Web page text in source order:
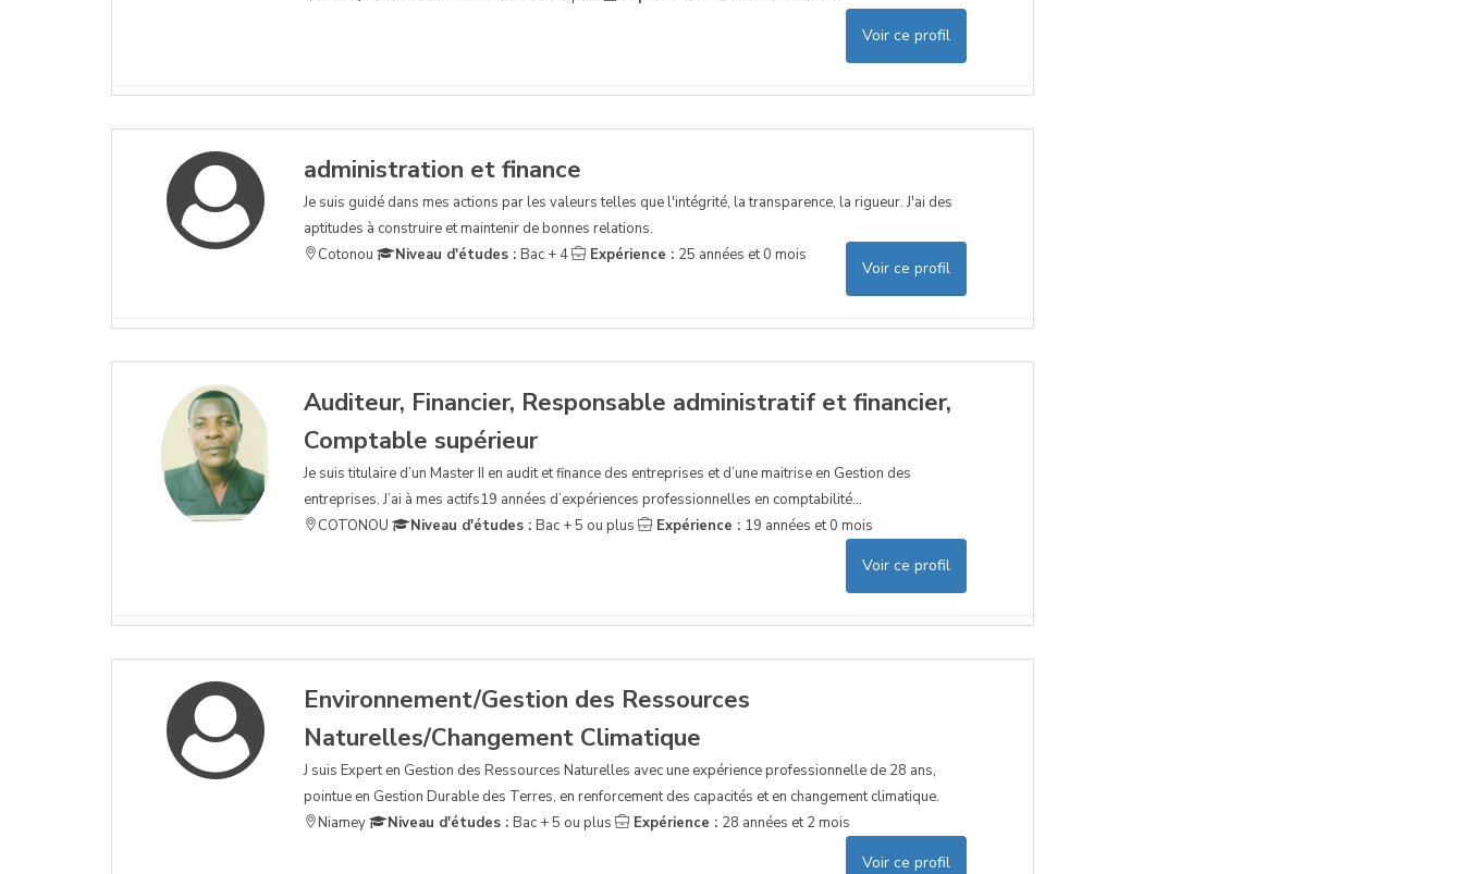
Voir ce profil
administration et finance
Je suis guidé dans mes actions par les valeurs telles que l'intégrité, la transparence, la rigueur. J'ai des
aptitudes à construire et maintenir de bonnes relations.
Cotonou
Niveau d'études : Bac + 4 Expérience : 25 années et 0 mois
Voir ce profil
Auditeur, Financier, Responsable administratif et financier,
Comptable supérieur
Je suis titulaire d’un Master II en audit et finance des entreprises et d’une maitrise en Gestion des
entreprises. J’ai à mes actifs19 années d’expériences professionnelles en comptabilité...
COTONOU
Niveau d'études : Bac + 5 ou plus Expérience : 19 années et 0 mois
Voir ce profil
Environnement/Gestion des Ressources
Naturelles/Changement Climatique
J suis Expert en Gestion des Ressources Naturelles avec une expérience professionnelle de 28 ans,
pointue en Gestion Durable des Terres, en renforcement des capacités et en changement climatique.
Niamey
Niveau d'études : Bac + 5 ou plus Expérience : 28 années et 2 mois
Voir ce profil